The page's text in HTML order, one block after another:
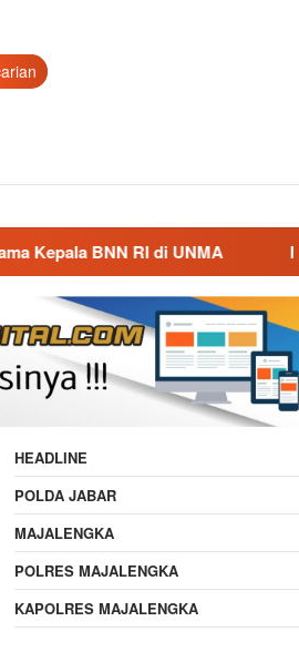
UNMA Nostalgia Masa
HEADLINE
POLDA JABAR
MAJALENGKA
POLRES MAJALENGKA
KAPOLRES MAJALENGKA